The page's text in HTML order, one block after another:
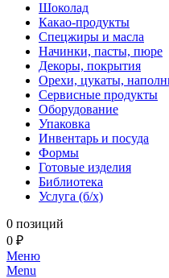
Шоколад
Какао-продукты
Спецжиры и масла
Начинки, пасты, пюре
Декоры, покрытия
Орехи, цукаты,
Сервисные продукты
Оборудование
Упаковка
Инвентарь и посуда
Формы
Готовые изделия
Библиотека
Услуга (б/х)
0 позиций
0 ₽
Меню
Menu